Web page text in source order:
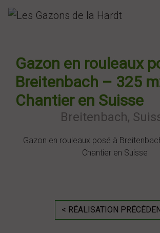
Gazon en rouleaux
Breitenbach – 325
Chantier en Suisse
Breitenbach,
Gazon en rouleaux posé à
Chantier en Suisse
< RÉALISATION